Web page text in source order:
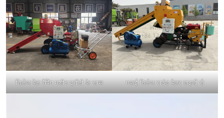
सिलेज बेल रैपिंग मशीन ट्रॉली के साथ मकई सिलेज राउंड बेलर ताइजी से